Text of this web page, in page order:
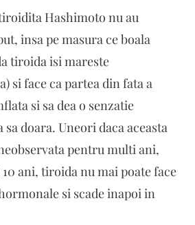
Hashimoto nu au
insa pe masura ce boala
tiroida isi mareste
si face ca partea din fata a
si sa dea o senzatie
doara. Uneori daca aceasta
pentru multi ani,
ani, tiroida nu mai poate face
si scade inapoi in